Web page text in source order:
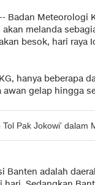
-- Badan Meteorologi
melanda
besok, hari
hanya beberapa
gelap hingga
Tol Pak Jokowi' dalam
Banten adalah